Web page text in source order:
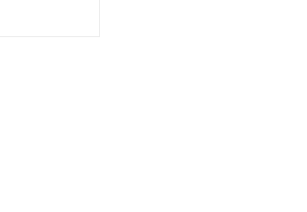
91 cm / 36 in, Biodra: 107 cm / 42 in, Kształt ciała: